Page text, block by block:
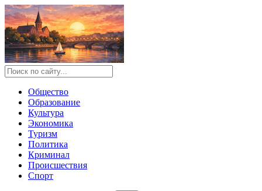
Общество
Образование
Культура
Экономика
Туризм
Политика
Криминал
Происшествия
Спорт